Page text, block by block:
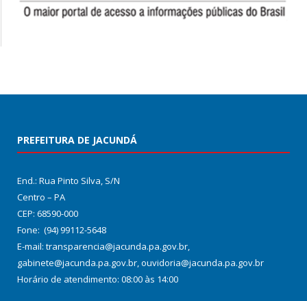
PREFEITURA DE JACUNDÁ
End.: Rua Pinto Silva, S/N
Centro – PA
CEP: 68590-000
Fone: (94) 99112-5648
E-mail: transparencia@jacunda.pa.gov.br,
gabinete@jacunda.pa.gov.br, ouvidoria@jacunda.pa.gov.br
Horário de atendimento: 08:00 às 14:00